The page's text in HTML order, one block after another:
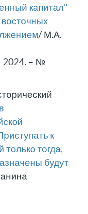
капитал"
восточных
/ М.А.
2024. – №
к
тогда,
будут